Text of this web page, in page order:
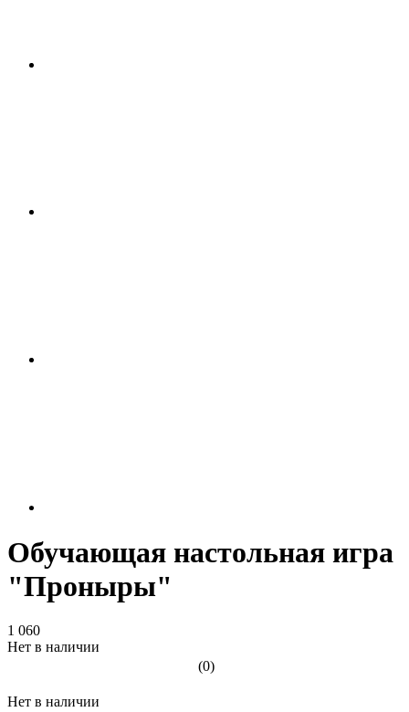
Обучающая настольная игра
"Проныры"
1 060
Нет в наличии
(0)
Нет в наличии